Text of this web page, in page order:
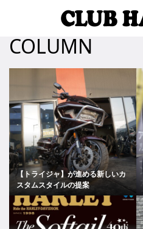
COLUMN
【トライジャ】が進める新しいカ
スタムスタイルの提案